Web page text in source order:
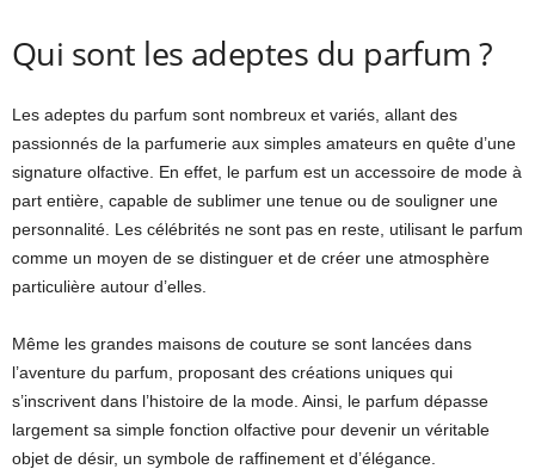
Qui sont les adeptes du parfum ?
Les adeptes du parfum sont nombreux et variés, allant des
passionnés de la parfumerie aux simples amateurs en quête d’une
signature olfactive. En effet, le parfum est un accessoire de mode à
part entière, capable de sublimer une tenue ou de souligner une
personnalité. Les célébrités ne sont pas en reste, utilisant le parfum
comme un moyen de se distinguer et de créer une atmosphère
particulière autour d’elles.
Même les grandes maisons de couture se sont lancées dans
l’aventure du parfum, proposant des créations uniques qui
s’inscrivent dans l’histoire de la mode. Ainsi, le parfum dépasse
largement sa simple fonction olfactive pour devenir un véritable
objet de désir, un symbole de raffinement et d’élégance.